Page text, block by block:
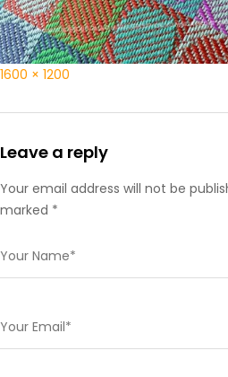
1600 × 1200
Leave a reply
Your email address will not be
marked *